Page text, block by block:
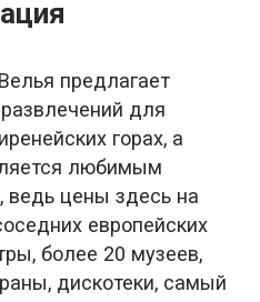
предлагает
для
горах, а
любимым
ведь цены здесь на
европейских
более 20 музеев,
дискотеки, самый